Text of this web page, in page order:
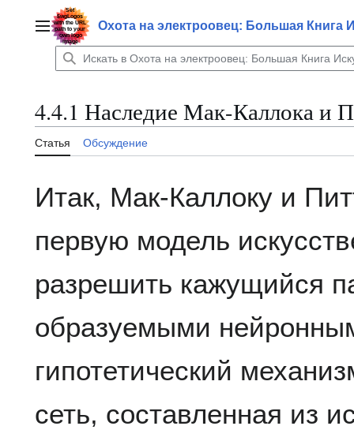
содержаниюГлавное менюОхота на электроовец: Большая Книга
4.4.1 Наследие Мак-Каллока и
Статья Обсуждение
Итак, Мак-Каллоку и
первую модель
разрешить кажущийся
образуемыми
гипотетический
сеть, составленная из